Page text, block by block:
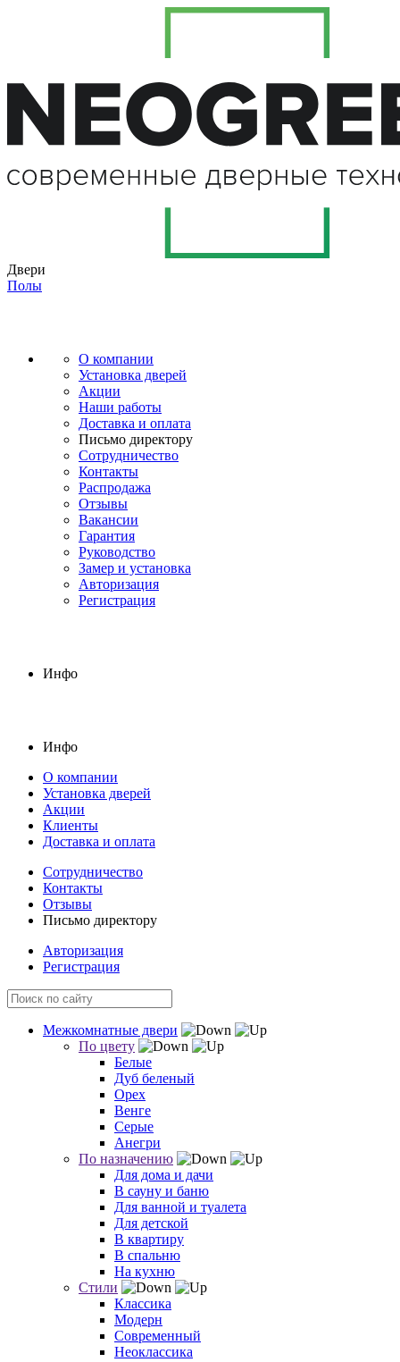
Двери
Полы
О компании
Установка дверей
Акции
Наши работы
Доставка и оплата
Письмо директору
Сотрудничество
Контакты
Распродажа
Отзывы
Вакансии
Гарантия
Руководство
Замер и установка
Авторизация
Регистрация
Инфо
Инфо
О компании
Установка дверей
Акции
Клиенты
Доставка и оплата
Сотрудничество
Контакты
Отзывы
Письмо директору
Авторизация
Регистрация
Межкомнатные двери
По цвету
Белые
Дуб беленый
Орех
Венге
Серые
Анегри
По назначению
Для дома и дачи
В сауну и баню
Для ванной и туалета
Для детской
В квартиру
В спальню
На кухню
Стили
Классика
Модерн
Современный
Неоклассика